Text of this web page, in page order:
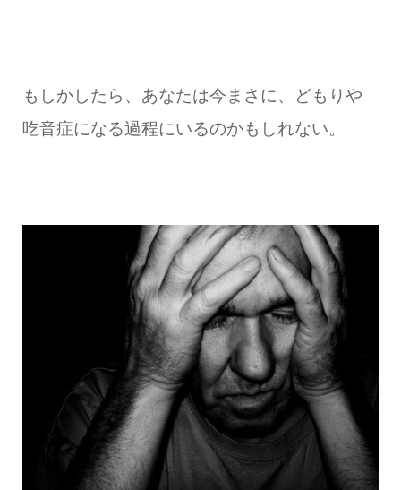
もしかしたら、あなたは今まさに、どもりや
吃音症になる過程にいるのかもしれない。